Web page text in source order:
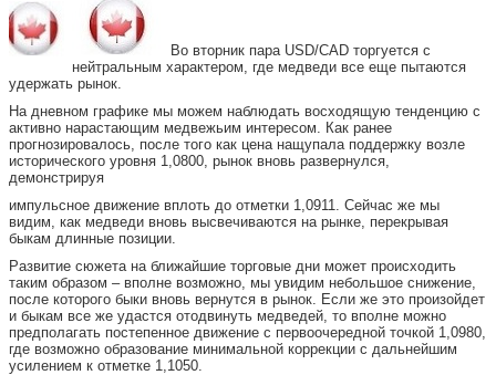
Во вторник пара USD/CAD торгуется с
нейтральным характером, где медведи все еще пытаются
удержать рынок.
На дневном графике мы можем наблюдать восходящую тенденцию с
активно нарастающим медвежьим интересом. Как ранее
прогнозировалось, после того как цена нащупала поддержку возле
исторического уровня 1,0800, рынок вновь развернулся,
демонстрируя
импульсное движение вплоть до отметки 1,0911. Сейчас же мы
видим, как медведи вновь высвечиваются на рынке, перекрывая
быкам длинные позиции.
Развитие сюжета на ближайшие торговые дни может происходить
таким образом – вполне возможно, мы увидим небольшое снижение,
после которого быки вновь вернутся в рынок. Если же это произойдет
и быкам все же удастся отодвинуть медведей, то вполне можно
предполагать постепенное движение с первоочередной точкой 1,0980,
где возможно образование минимальной коррекции с дальнейшим
усилением к отметке 1,1050.